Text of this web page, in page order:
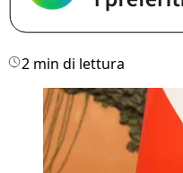
2 min di lettura